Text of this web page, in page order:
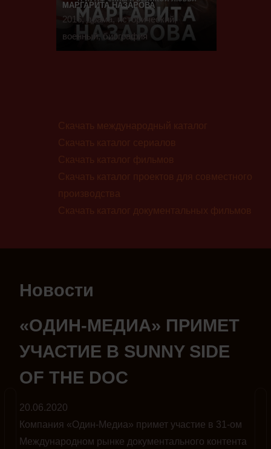
МАРГАРИТА НАЗАРОВА
2016, драма, исторический,
военный, биография
Скачать международный каталог
Скачать каталог сериалов
Скачать каталог фильмов
Скачать каталог проектов для совместного
производства
Скачать каталог документальных фильмов
Новости
«ОДИН-МЕДИА» ПРИМЕТ
УЧАСТИЕ В SUNNY SIDE
OF THE DOC
20.06.2020
Компания «Один-Медиа» примет участие в 31-ом
Международном рынке документального контента